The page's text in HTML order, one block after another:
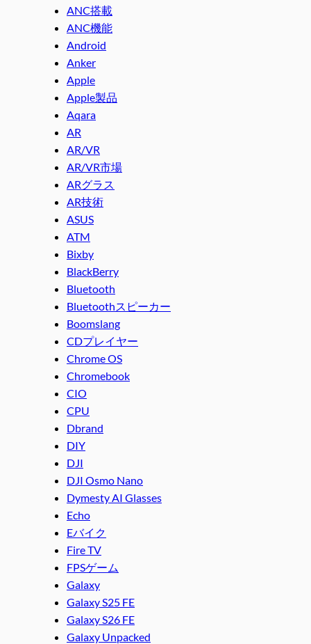
ANC搭載
ANC機能
Android
Anker
Apple
Apple製品
Aqara
AR
AR/VR
AR/VR市場
ARグラス
AR技術
ASUS
ATM
Bixby
BlackBerry
Bluetooth
Bluetoothスピーカー
Boomslang
CDプレイヤー
Chrome OS
Chromebook
CIO
CPU
Dbrand
DIY
DJI
DJI Osmo Nano
Dymesty AI Glasses
Echo
Eバイク
Fire TV
FPSゲーム
Galaxy
Galaxy S25 FE
Galaxy S26 FE
Galaxy Unpacked